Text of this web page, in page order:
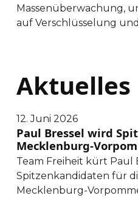
Massenüberwachung,
auf Verschlüsselung
Aktuelles
12. Juni 2026
Paul Bressel wird
Mecklenburg-
Team Freiheit kürt Paul
Spitzenkandidaten für
Mecklenburg-